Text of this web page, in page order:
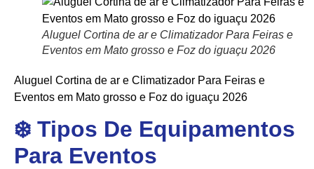
Aluguel Cortina de ar e Climatizador Para Feiras e
Eventos em Mato grosso e Foz do iguaçu 2026
Aluguel Cortina de ar e Climatizador Para Feiras e
Eventos em Mato grosso e Foz do iguaçu 2026
❄️ Tipos De Equipamentos
Para Eventos